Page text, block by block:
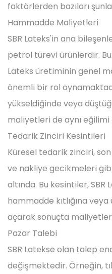
faktörlerden bazıları
Hammadde Maliyetleri
SBR Lateks'in ana
petrol türevi ürünlerdir.
Lateks üretiminin genel
önemli bir rol
yükseldiğinde veya
maliyetleri de aynı
Tedarik Zinciri Kesintileri
Küresel tedarik zinciri, son
ve nakliye gecikmeleri
altında. Bu kesintiler,
hammadde kıtlığına
açarak sonuçta
Pazar Talebi
SBR Latekse olan talep
değişmektedir. Örneğin,